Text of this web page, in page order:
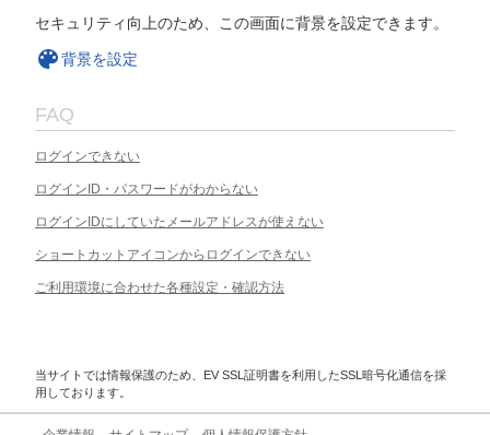
セキュリティ向上のため、この画面に背景を設定できます。
背景を設定
FAQ
ログインできない
ログインID・パスワードがわからない
ログインIDにしていたメールアドレスが使えない
ショートカットアイコンからログインできない
ご利用環境に合わせた各種設定・確認方法
当サイトでは情報保護のため、EV SSL証明書を利用したSSL暗号化通信を採
用しております。